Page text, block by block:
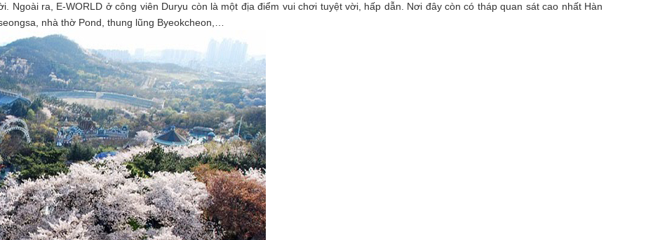
Ngoài ra, E-WORLD ở công viên Duryu còn là một địa điểm vui chơi tuyệt vời, hấp dẫn. Nơi đây còn có tháp quan sát cao nhất Hàn
nhà thờ Pond, thung lũng Byeokcheon,…